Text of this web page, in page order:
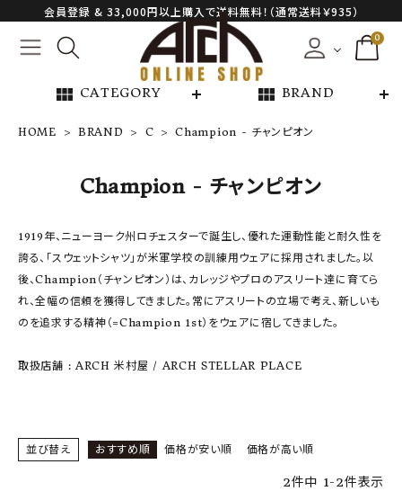
会員登録 & 33,000円以上購入で送料無料！（通常送料￥935）
0
view_module CATEGORY view_module BRAND
NEW ARRIVAL
BRAND
CATEGORY
CONTENTS
INFORMATION
HOME BRAND C Champion - チャンピオン
Champion - チャンピオン
1919年、ニューヨーク州ロチェスターで誕生し、優れた運動性能と耐久性を
誇る、「スウェットシャツ」が米軍学校の訓練用ウェアに採用されました。以
後、Champion（チャンピオン）は、カレッジやプロのアスリート達に育てら
れ、全幅の信頼を獲得してきました。常にアスリートの立場で考え、新しいも
のを追求する精神（=Champion 1st）をウェアに宿してきました。
取扱店舗 : ARCH 米村屋 / ARCH STELLAR PLACE
並び替え おすすめ順 価格が安い順 価格が高い順
2件中 1-2件表示